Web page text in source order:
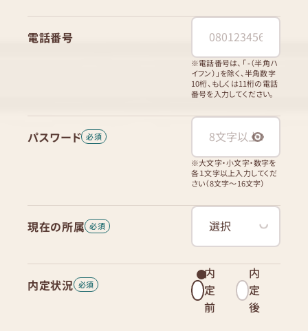
電話番号
※電話番号は、「 -（半角ハ
イフン）」を除く、半角数字
10桁、もしくは11桁の電話
番号を入力してください。
パスワード
※大文字・小文字・数字を
各１文字以上入力してくだ
さい（8文字〜16文字）
現在の所属
内定状況
内
定
前
内
定
後